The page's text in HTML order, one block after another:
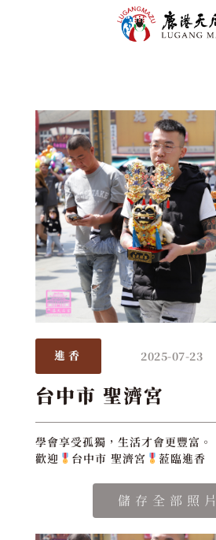
進香 2025-07-23
台中市 聖濟宮
學會享受孤獨，生活才會更豐富。
歡迎
台中市 聖濟宮 蒞臨進香
儲存全部照片